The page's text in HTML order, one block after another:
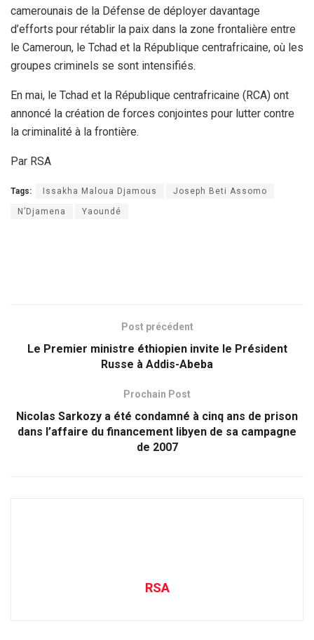
camerounais de la Défense de déployer davantage
d’efforts pour rétablir la paix dans la zone frontalière entre
le Cameroun, le Tchad et la République centrafricaine, où les
groupes criminels se sont intensifiés.
En mai, le Tchad et la République centrafricaine (RCA) ont
annoncé la création de forces conjointes pour lutter contre
la criminalité à la frontière.
Par RSA
Tags: Issakha Maloua Djamous Joseph Beti Assomo
N’Djamena Yaoundé
Post précédent
Le Premier ministre éthiopien invite le Président
Russe à Addis-Abeba
Prochain Post
Nicolas Sarkozy a été condamné à cinq ans de prison
dans l’affaire du financement libyen de sa campagne
de 2007
RSA